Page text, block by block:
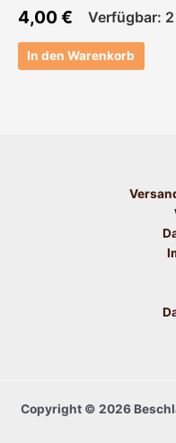
4,00€ Verfügbar: 2
In den Warenkorb
Copyright © 2026